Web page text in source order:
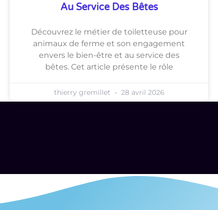
Au Service Des Bêtes
Découvrez le métier de toiletteuse pour
animaux de ferme et son engagement
envers le bien-être et au service des
bêtes. Cet article présente le rôle
thierry gremillet 28 avril 2026